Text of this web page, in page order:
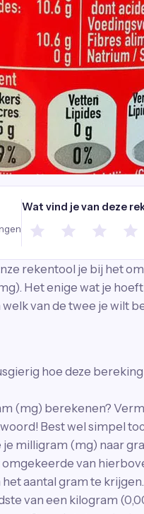
Wat vind je van deze
rekentool je bij het
Het enige wat je
van de twee je wilt
hoe deze
(mg) berekenen?
Best wel simpel
je milligram (mg) naar
van
aantal gram te krijgen.
van een kilogram